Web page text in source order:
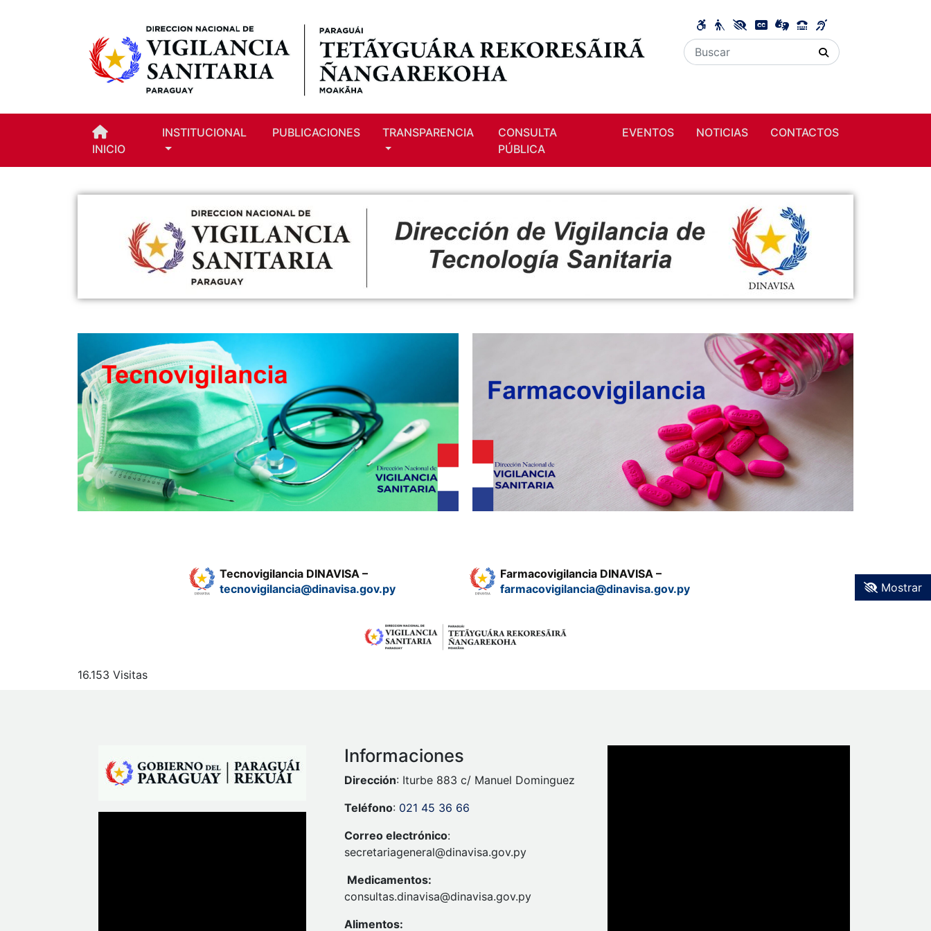
INICIO
INSTITUCIONAL PUBLICACIONES TRANSPARENCIA
CONSULTA
PÚBLICA
EVENTOS NOTICIAS CONTACTOS
Mostrar
Tecnovigilancia DINAVISA –
tecnovigilancia@dinavisa.gov.py
Farmacovigilancia DINAVISA –
farmacovigilancia@dinavisa.gov.py
16.153 Visitas
Informaciones
Dirección: Iturbe 883 c/ Manuel Dominguez
Teléfono: 021 45 36 66
Correo electrónico:
secretariageneral@dinavisa.gov.py
Medicamentos:
consultas.dinavisa@dinavisa.gov.py
Alimentos: